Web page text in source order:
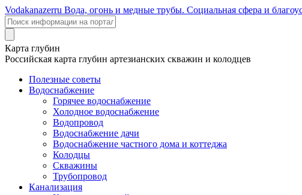
Vodakanazerru Вода, огонь и медные трубы. Социальная сфера и
Карта глубин
Российская карта глубин артезианских скважин и колодцев
Полезные советы
Водоснабжение
Горячее водоснабжение
Холодное водоснабжение
Водопровод
Водоснабжение дачи
Водоснабжение частного дома и коттеджа
Колодцы
Скважины
Трубопровод
Канализация